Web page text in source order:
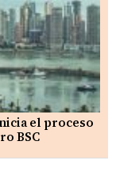
el proceso
BSC